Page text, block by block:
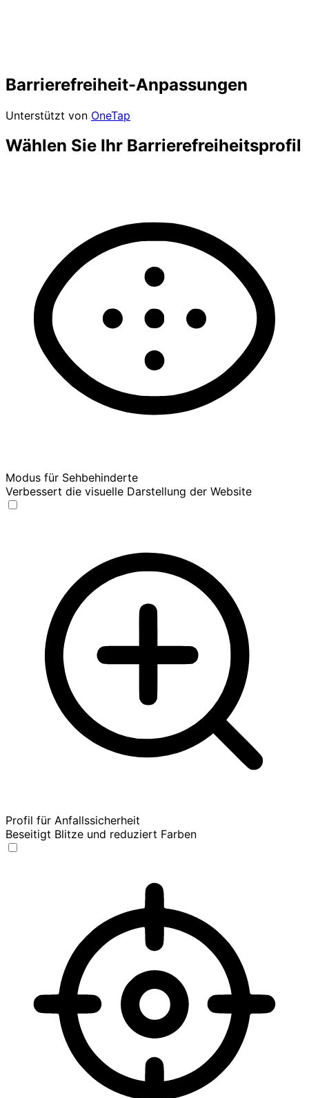
Barrierefreiheit-Anpassungen
Unterstützt von OneTap
Wählen Sie Ihr Barrierefreiheitsprofil
Modus für Sehbehinderte
Verbessert die visuelle Darstellung der Website
Profil für Anfallssicherheit
Beseitigt Blitze und reduziert Farben